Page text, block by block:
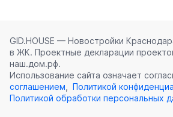
GID.HOUSE — Новостройки
в ЖК. Проектные декларации
наш.дом.рф.
Использование сайта означает
соглашением
Политикой
Политикой обработки персональных